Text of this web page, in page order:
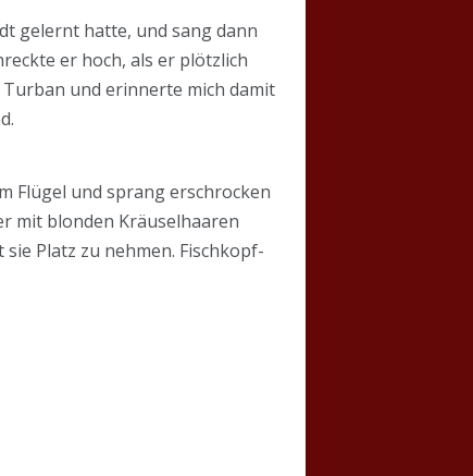
gelernt hatte, und sang dann
er hoch, als er plötzlich
Turban und erinnerte mich damit
Flügel und sprang erschrocken
mit blonden Kräuselhaaren
Platz zu nehmen. Fischkopf-